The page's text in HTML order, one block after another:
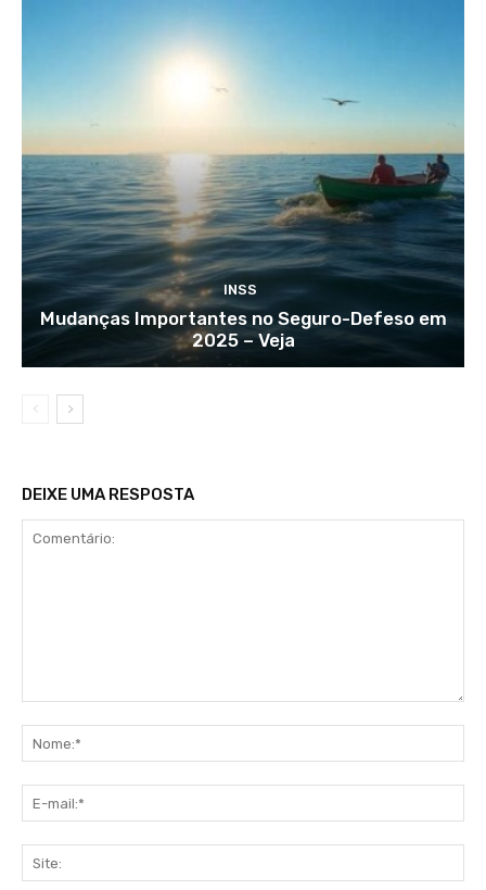
INSS
Mudanças Importantes no Seguro-Defeso em
2025 – Veja
DEIXE UMA RESPOSTA